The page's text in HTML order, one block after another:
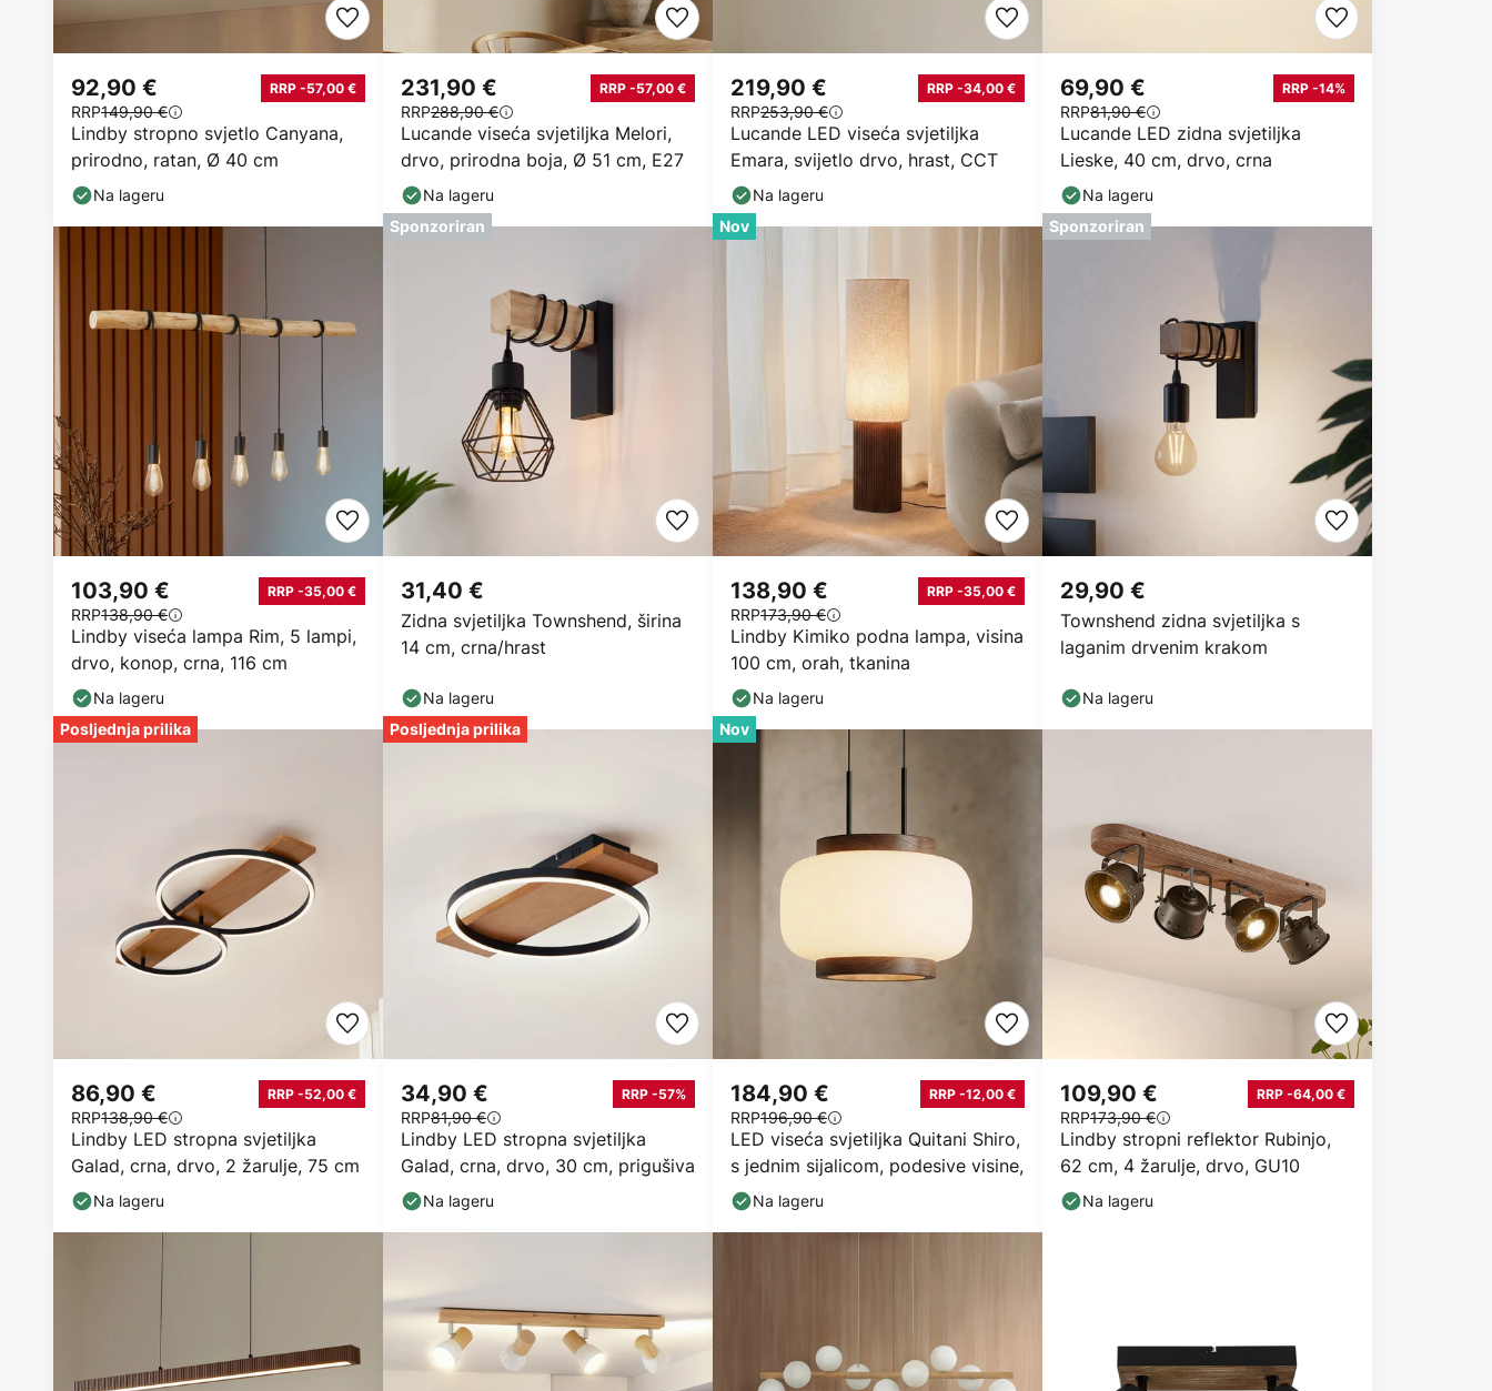
Lindby stropno svjetlo Canyana,
prirodno, ratan, Ø 40 cm
92,90 € RRP -57,00 €
RRP149,90 €
Na lageru
Lucande viseća svjetiljka Melori,
drvo, prirodna boja, Ø 51 cm, E27
231,90 € RRP -57,00 €
RRP288,90 €
Na lageru
Lucande LED viseća svjetiljka
Emara, svijetlo drvo, hrast, CCT
219,90 € RRP -34,00 €
RRP253,90 €
Na lageru
Lucande LED zidna svjetiljka
Lieske, 40 cm, drvo, crna
69,90 € RRP -14%
RRP81,90 €
Na lageru
Lindby viseća lampa Rim, 5 lampi,
drvo, konop, crna, 116 cm
103,90 € RRP -35,00 €
RRP138,90 €
Na lageru
Sponzoriran
Zidna svjetiljka Townshend, širina
14 cm, crna/hrast
31,40 €
Na lageru
Nov
Lindby Kimiko podna lampa, visina
100 cm, orah, tkanina
138,90 € RRP -35,00 €
RRP173,90 €
Na lageru
Sponzoriran
Townshend zidna svjetiljka s
laganim drvenim krakom
29,90 €
Na lageru
Posljednja prilika
Lindby LED stropna svjetiljka
Galad, crna, drvo, 2 žarulje, 75 cm
86,90 € RRP -52,00 €
RRP138,90 €
Na lageru
Posljednja prilika
Lindby LED stropna svjetiljka
Galad, crna, drvo, 30 cm, prigušiva
34,90 € RRP -57%
RRP81,90 €
Na lageru
Nov
LED viseća svjetiljka Quitani Shiro,
s jednim sijalicom, podesive visine,
184,90 € RRP -12,00 €
RRP196,90 €
Na lageru
Lindby stropni reflektor Rubinjo,
62 cm, 4 žarulje, drvo, GU10
109,90 € RRP -64,00 €
RRP173,90 €
Na lageru